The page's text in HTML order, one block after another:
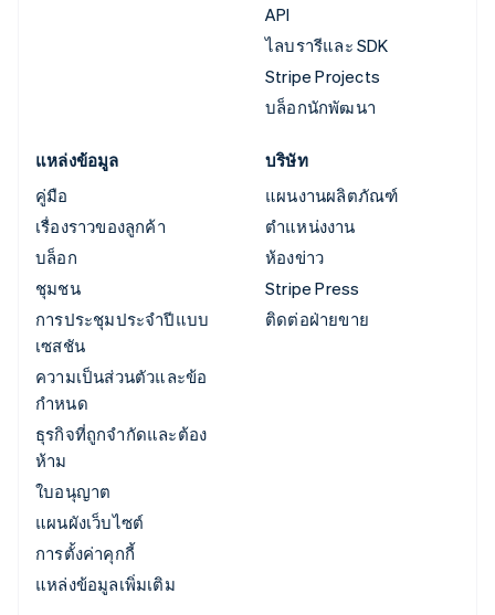
API
ไลบรารีและ SDK
Stripe Projects
บล็อกนักพัฒนา
แหล่งข้อมูล
คู่มือ
เรื่องราวของลูกค้า
บล็อก
ชุมชน
การประชุมประจำปีแบบ
เซสชัน
ความเป็นส่วนตัวและข้อ
กำหนด
ธุรกิจที่ถูกจำกัดและต้อง
ห้าม
ใบอนุญาต
แผนผังเว็บไซต์
การตั้งค่าคุกกี้
แหล่งข้อมูลเพิ่มเติม
บริษัท
แผนงานผลิตภัณฑ์
ตำแหน่งงาน
ห้องข่าว
Stripe Press
ติดต่อฝ่ายขาย